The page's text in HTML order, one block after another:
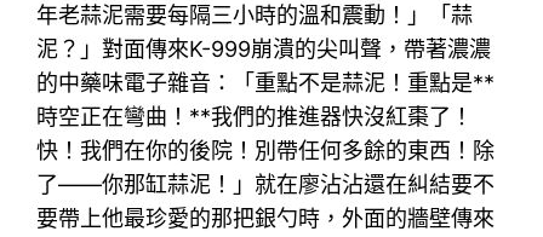
年老蒜泥需要每隔三小時的溫和震動！」「蒜
泥？」對面傳來K-999崩潰的尖叫聲，帶著濃濃
的中藥味電子雜音：「重點不是蒜泥！重點是**
時空正在彎曲！**我們的推進器快沒紅棗了！
快！我們在你的後院！別帶任何多餘的東西！除
了——你那缸蒜泥！」就在廖沾沾還在糾結要不
要帶上他最珍愛的那把銀勺時，外面的牆壁傳來